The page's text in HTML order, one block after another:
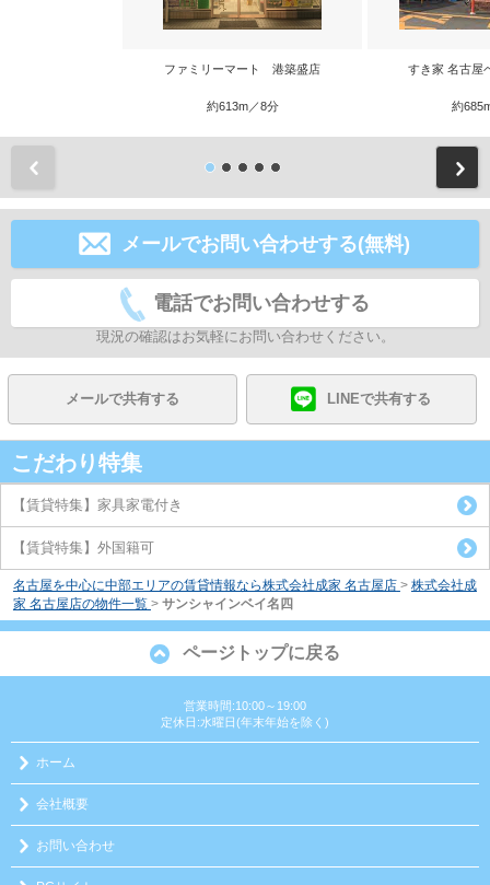
ファミリーマート 港築盛店
約613m／8分
すき家 名古屋
約
メールでお問い合わせする(無料)
電話でお問い合わせする
現況の確認はお気軽にお問い合わせください。
メールで共有する LINEで共有する
こだわり特集
【賃貸特集】家具家電付き
【賃貸特集】外国籍可
名古屋を中心に中部エリアの賃貸情報なら株式会社成家 名古屋店 > 株式会社成
家 名古屋店の物件一覧 > サンシャインベイ名四
ページトップに戻る
営業時間:10:00～19:00
定休日:水曜日(年末年始を除く)
ホーム
会社概要
お問い合わせ